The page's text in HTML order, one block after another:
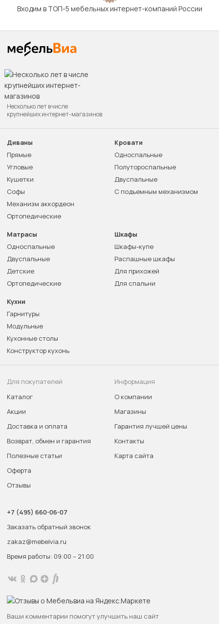
Входим в ТОП-5 мебельных интернет-компаний России
Несколько лет в числе
крупнейших интернет-магазинов
Диваны
Прямые
Угловые
Кушетки
Софы
Механизм аккордеон
Ортопедические
Кровати
Односпальные
Полутороспальные
Двуспальные
С подъемным механизмом
Матрасы
Односпальные
Двуспальные
Детские
Ортопедические
Шкафы
Шкафы-купе
Распашные шкафы
Для прихожей
Для спальни
Кухни
Гарнитуры
Модульные
Кухонные столы
Конструктор кухонь
Для покупателей
Каталог
Акции
Доставка и оплата
Возврат, обмен и гарантия
Полезные статьи
Оферта
Отзывы
Информация
О компании
Магазины
Гарантия лучшей цены
Контакты
Карта сайта
+7 (495) 660-06-07
Заказать обратный звонок
zakaz@mebelvia.ru
Время работы: 09:00 – 21:00
Ваши комментарии помогут улучшить наш сайт